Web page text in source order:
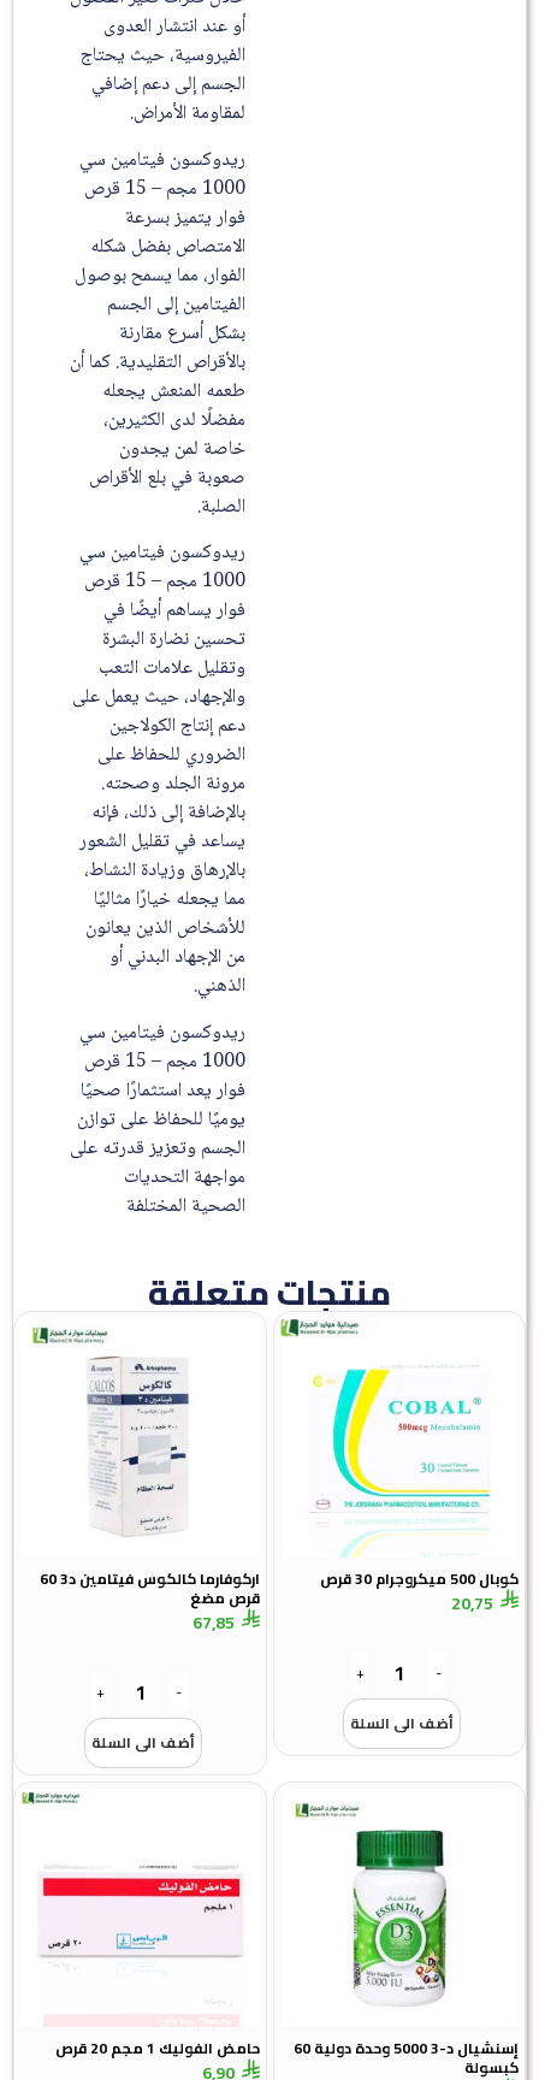
أو عند انتشار العدوى
الفيروسية، حيث يحتاج
الجسم إلى دعم إضافي
لمقاومة الأمراض.
ريدوكسون فيتامين سي
1000 مجم – 15 قرص
فوار يتميز بسرعة
الامتصاص بفضل شكله
الفوار، مما يسمح بوصول
الفيتامين إلى الجسم
بشكل أسرع مقارنة
بالأقراص التقليدية. كما أن
طعمه المنعش يجعله
مفضلًا لدى الكثيرين،
خاصة لمن يجدون
صعوبة في بلع الأقراص
ريدوكسون فيتامين سي
1000 مجم – 15 قرص
فوار يساهم أيضًا في
تحسين نضارة البشرة
وتقليل علامات التعب
والإجهاد، حيث يعمل على
دعم إنتاج الكولاجين
الضروري للحفاظ على
مرونة الجلد وصحته.
بالإضافة إلى ذلك، فإنه
يساعد في تقليل الشعور
بالإرهاق وزيادة النشاط،
مما يجعله خيارًا مثاليًا
للأشخاص الذين يعانون
من الإجهاد البدني أو
ريدوكسون فيتامين سي
1000 مجم – 15 قرص
فوار يعد استثمارًا صحيًا
يوميًا للحفاظ على توازن
الجسم وتعزيز قدرته على
مواجهة التحديات
الصحية المختلفة
منتجات متعلقة
أضف الى السلة
اركوفارما كالكوس فيتامين د3 60
قرص مضغ
67,85
أضف الى السلة
إسنشيال د-3 5000 وحدة دولية 60 حامض الفوليك 1 مجم 20 قرص
6,90